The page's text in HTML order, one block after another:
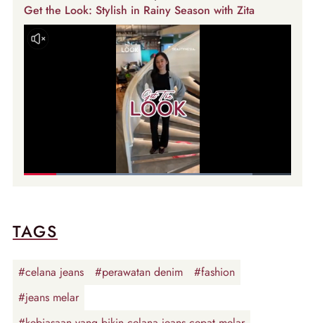
Get the Look: Stylish in Rainy Season with Zita
TAGS
#celana jeans #perawatan denim
#fashion
#jeans melar